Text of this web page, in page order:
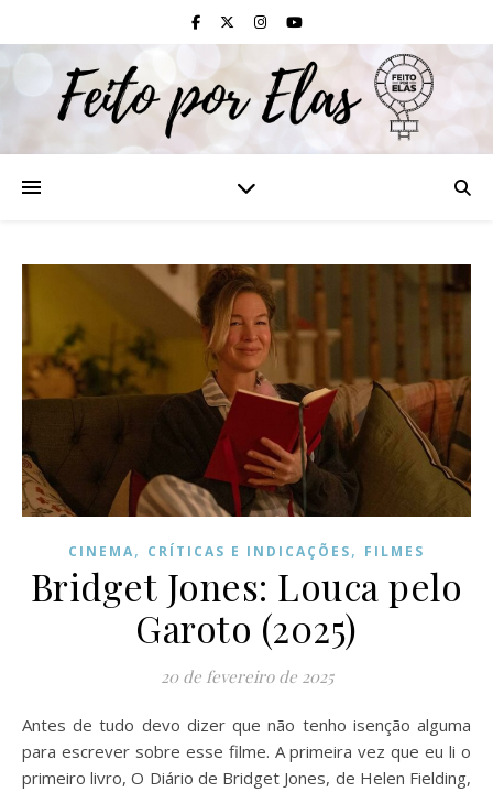
CINEMA, CRÍTICAS E INDICAÇÕES, FILMES
Bridget Jones: Louca pelo
Garoto (2025)
20 de fevereiro de 2025
Antes de tudo devo dizer que não tenho isenção alguma
para escrever sobre esse filme. A primeira vez que eu li o
primeiro livro, O Diário de Bridget Jones, de Helen Fielding,